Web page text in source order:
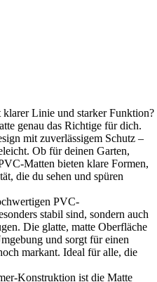
Linie und starker Funktion?
genau das Richtige für dich.
mit zuverlässigem Schutz –
Ob für deinen Garten,
Matten bieten klare Formen,
die du sehen und spüren
PVC-
stabil sind, sondern auch
Die glatte, matte Oberfläche
und sorgt für einen
markant. Ideal für alle, die
Konstruktion ist die Matte